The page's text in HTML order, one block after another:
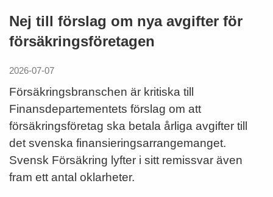
Nej till förslag om nya avgifter för
försäkringsföretagen
2026-07-07
Försäkringsbranschen är kritiska till
Finansdepartementets förslag om att
försäkringsföretag ska betala årliga avgifter till
det svenska finansieringsarrangemanget.
Svensk Försäkring lyfter i sitt remissvar även
fram ett antal oklarheter.